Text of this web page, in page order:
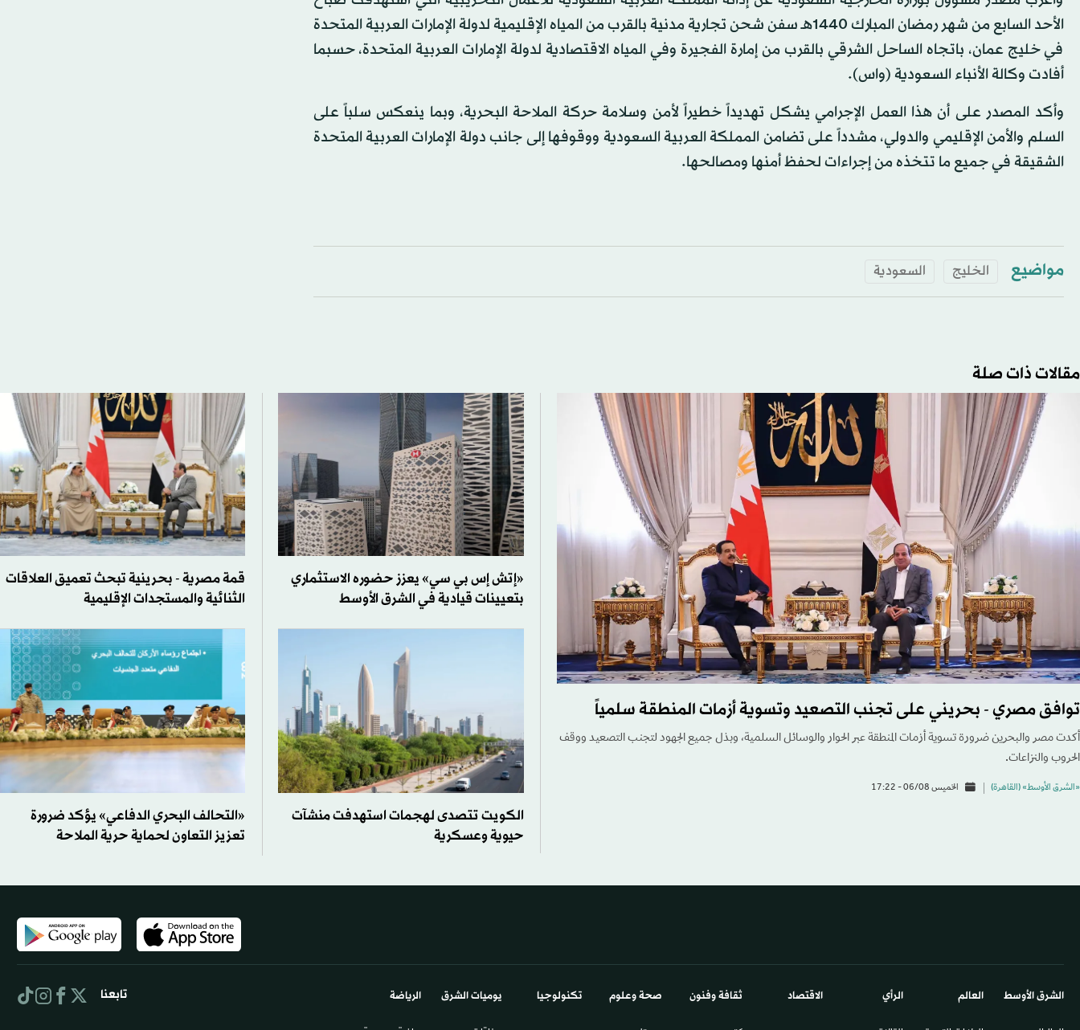
الأحد السابع من شهر رمضان المبارك 1440هـ سفن شحن تجارية مدنية بالقرب من المياه الإقليمية لدولة الإمارات العربية المتحدة
في خليج عمان، باتجاه الساحل الشرقي بالقرب من إمارة الفجيرة وفي المياه الاقتصادية لدولة الإمارات العربية المتحدة، حسبما
أفادت وكالة الأنباء السعودية (واس).
وأكد المصدر على أن هذا العمل الإجرامي يشكل تهديداً خطيراً لأمن وسلامة حركة الملاحة البحرية، وبما ينعكس سلباً على
السلم والأمن الإقليمي والدولي، مشدداً على تضامن المملكة العربية السعودية ووقوفها إلى جانب دولة الإمارات العربية المتحدة
الشقيقة في جميع ما تتخذه من إجراءات لحفظ أمنها ومصالحها.
مواضيع الخليج السعودية
مقالات ذات صلة
توافق مصري - بحريني على تجنب التصعيد وتسوية أزمات المنطقة سلمياً
أكدت مصر والبحرين ضرورة تسوية أزمات المنطقة عبر الحوار والوسائل السلمية، وبذل جميع الجهود لتجنب التصعيد ووقف
الحروب والنزاعات.
«الشرق الأوسط» (القاهرة) الخميس 06/08 - 17:22
«إتش إس بي سي» يعزز حضوره الاستثماري
بتعيينات قيادية في الشرق الأوسط
قمة مصرية - بحرينية تبحث تعميق العلاقات
الثنائية والمستجدات الإقليمية
الكويت تتصدى لهجمات استهدفت منشآت
حيوية وعسكرية
«التحالف البحري الدفاعي» يؤكد ضرورة
تعزيز التعاون لحماية حرية الملاحة
الشرق الأوسط​ العالم الرأي الاقتصاد ثقافة وفنون صحة وعلوم تكنولوجيا يوميات الشرق​ الرياضة تابعنا